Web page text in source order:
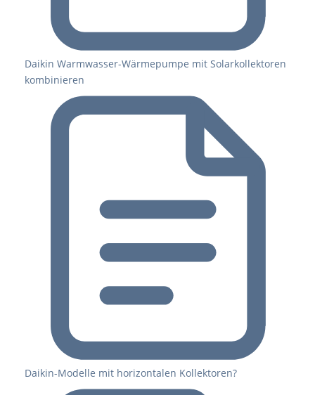
Daikin Warmwasser-Wärmepumpe mit Solarkollektoren
kombinieren
Daikin-Modelle mit horizontalen Kollektoren?